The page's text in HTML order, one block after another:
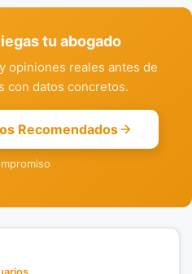
tu abogado
opiniones reales antes de
con datos concretos.
Recomendados